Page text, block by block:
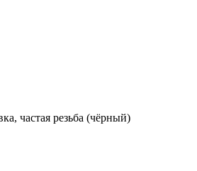
частая резьба (чёрный)